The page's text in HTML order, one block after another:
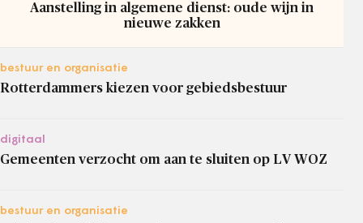
Aanstelling in algemene dienst: oude wijn in
nieuwe zakken
bestuur en organisatie
Rotterdammers kiezen voor gebiedsbestuur
digitaal
Gemeenten verzocht om aan te sluiten op LV WOZ
bestuur en organisatie